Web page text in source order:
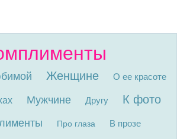
Женщине О ее красоте
Мужчине Другу К фото
Про глаза В прозе